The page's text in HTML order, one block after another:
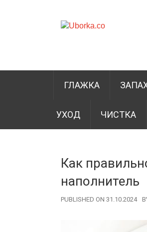
ГЛАЖКА
УХОД ЧИСТКА
Как
наполнитель
PUBLISHED ON 31.10.2024